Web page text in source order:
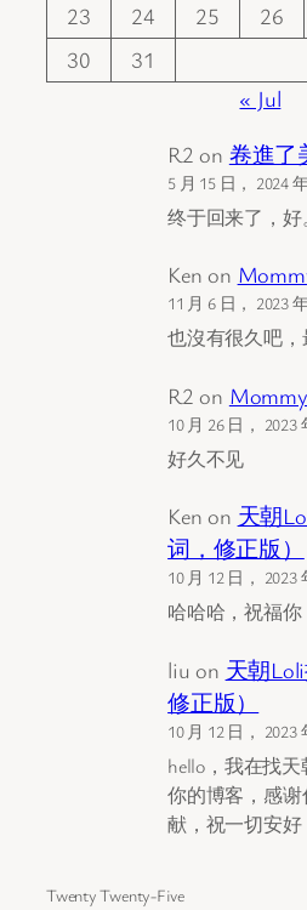
23
24 25 26
30
31
« Jul
R2 on 卷進了
5 月 15 日， 2024
终于回来了，好。
Ken on
11 月 6 日， 2023
也沒有很久吧
R2 on
10 月 26 日， 2023
好久不见
Ken on 天朝
词，修正版）
10 月 12 日， 2023
哈哈哈，祝福
liu on 天朝
修正版）
10 月 12 日， 2023
hello，我在找
你的博客，感
献，祝一切安好
Twenty Twenty-Five